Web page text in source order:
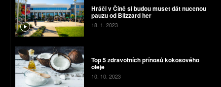
Hráči v Číně si budou muset dát nucenou
pauzu od Blizzard her
18. 1. 2023
Top 5 zdravotních přínosů kokosového
oleje
10. 10. 2023